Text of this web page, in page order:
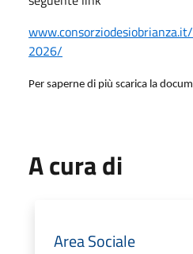
2026/
Per saperne di più scarica la
A cura di
Area Sociale